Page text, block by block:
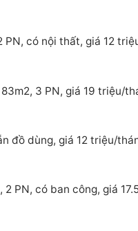
PN, có nội thất, giá 12
3 PN, giá 19 triệu/
đồ dùng, giá 12 triệu/
PN, có ban công, giá